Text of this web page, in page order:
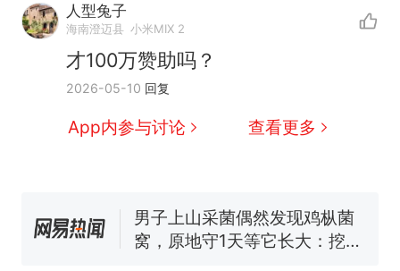
人型兔子
海南澄迈县 小米MIX 2
才100万赞助吗？
2026-05-10 回复
App内参与讨论 查看更多
因老师一句“跟我回家”改写了
人生
新 制裁瓜子饺子，美国怕什
么？
费大厨“全国小炒肉大王”称
窝，原地守1天等它长大：挖了
140多朵
美国渔民钓获鲨鱼徒手将其拽